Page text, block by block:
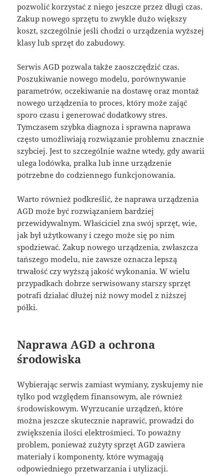
pozwolić korzystać z niego jeszcze przez długi czas.
Zakup nowego sprzętu to zwykle dużo większy
koszt, szczególnie jeśli chodzi o urządzenia wyższej
klasy lub sprzęt do zabudowy.
Serwis AGD pozwala także zaoszczędzić czas.
Poszukiwanie nowego modelu, porównywanie
parametrów, oczekiwanie na dostawę oraz montaż
nowego urządzenia to proces, który może zająć
sporo czasu i generować dodatkowy stres.
Tymczasem szybka diagnoza i sprawna naprawa
często umożliwiają rozwiązanie problemu znacznie
szybciej. Jest to szczególnie ważne wtedy, gdy awarii
ulega lodówka, pralka lub inne urządzenie
potrzebne do codziennego funkcjonowania.
Warto również podkreślić, że naprawa urządzenia
AGD może być rozwiązaniem bardziej
przewidywalnym. Właściciel zna swój sprzęt, wie,
jak był użytkowany i czego może się po nim
spodziewać. Zakup nowego urządzenia, zwłaszcza
tańszego modelu, nie zawsze oznacza lepszą
trwałość czy wyższą jakość wykonania. W wielu
przypadkach dobrze serwisowany starszy sprzęt
potrafi działać dłużej niż nowy model z niższej
półki.
Naprawa AGD a ochrona
środowiska
Wybierając serwis zamiast wymiany, zyskujemy nie
tylko pod względem finansowym, ale również
środowiskowym. Wyrzucanie urządzeń, które
można jeszcze skutecznie naprawić, prowadzi do
zwiększenia ilości elektrośmieci. To poważny
problem, ponieważ zużyty sprzęt AGD zawiera
materiały i komponenty, które wymagają
odpowiedniego przetwarzania i utylizacji.